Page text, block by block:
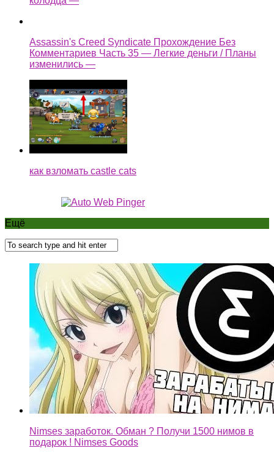
Assassin's Creed Syndicate Прохождение Без
Комментариев Часть 35 — Легкие деньги / Планы
изменились —
как взломать castle cats
Ещё
Nimses заработок. Обман ? Получи 1500 нимов в
подарок ! Nimses Goods